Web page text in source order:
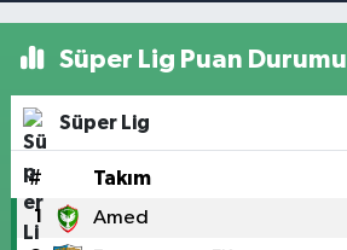
Süper Lig Puan Durumu
Süper Lig
# Takım
1 Amed